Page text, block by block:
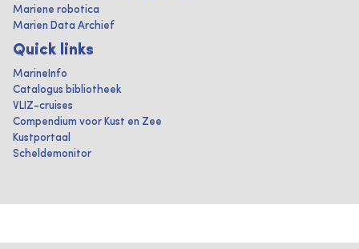
Mariene robotica
Marien Data Archief
Quick links
MarineInfo
Catalogus bibliotheek
VLIZ-cruises
Compendium voor Kust en Zee
Kustportaal
Scheldemonitor